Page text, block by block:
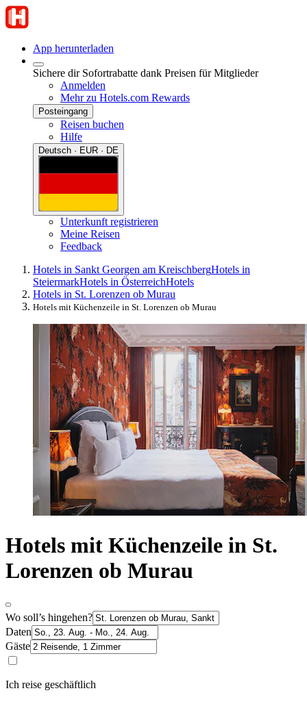
App herunterladen
Sichere dir Sofortrabatte dank Preisen für Mitglieder
Anmelden
Mehr zu Hotels.com Rewards
Posteingang
Reisen buchen
Hilfe
Deutsch · EUR · DE
Unterkunft registrieren
Meine Reisen
Feedback
Hotels in Sankt Georgen am KreischbergHotels in
SteiermarkHotels in ÖsterreichHotels
Hotels in St. Lorenzen ob Murau
Hotels mit Küchenzeile in St. Lorenzen ob Murau
Hotels mit Küchenzeile in St.
Lorenzen ob Murau
Wo soll’s hingehen?
Daten
Gäste
Ich reise geschäftlich